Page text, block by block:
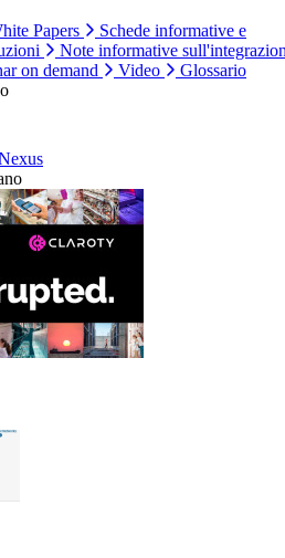
Papers
Schede informative e
Note informative
on demand Video
Glossario